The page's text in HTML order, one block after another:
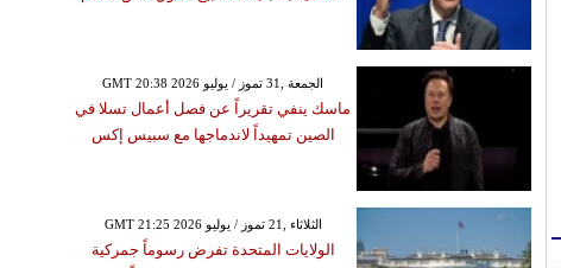
GMT 20:38 2026 الجمعة ,31 تموز / يوليو
ماسك ينفي تقريراً عن فصل أعمال تسلا في
الصين تمهيداً لاندماجها مع سبيس إكس
GMT 21:25 2026 الثلاثاء ,21 تموز / يوليو
الولايات المتحدة تفرض رسوماً جمركية